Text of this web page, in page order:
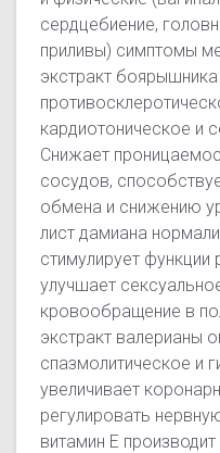
сердцебиение,
приливы) симптомы
экстракт
кардиотоническое и
Снижает
сосудов,
обмена и снижению
лист дамиана
стимулирует функции
улучшает
кровообращение в
экстракт валерианы
спазмолитическое и
увеличивает
регулировать
витамин E